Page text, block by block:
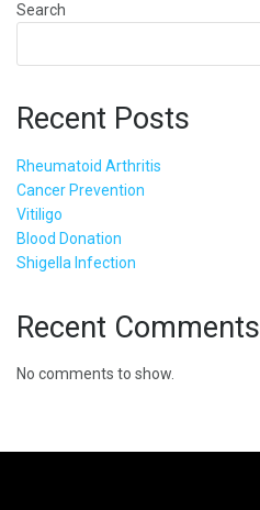
Search
Recent Posts
Rheumatoid Arthritis
Cancer Prevention
Vitiligo
Blood Donation
Shigella Infection
Recent Comments
No comments to show.